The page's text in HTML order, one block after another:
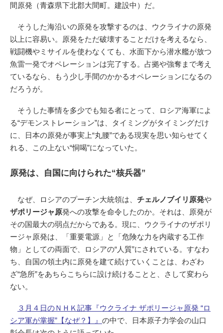
間原発（青森県下北郡大間町。建設中）だ。
そうした海沿いの原発を攻撃するのは、ウクライナの原発
以上に容易い。原発をただ破壊することだけを考えるなら、
戦闘機やミサイルを使わなくても、水面下から潜水艦が放つ
魚雷一発でオペレーションは完了する。占拠や強奪まで考え
ているなら、もう少し手間のかかるオペレーションになるの
だろうが。
そうした事情を多少でも知る者にとって、ロシア海軍によ
る“デモンストレーション”は、タイミングがタイミングだけ
に、日本の原発が事実上“丸腰”である現実を思い知らせてく
れる、この上ない“恫喝”になっていた。
原発は、自国に向けられた“核兵器”
なぜ、ロシアのプーチン大統領は、 チェルノブイリ原発や
ザポリージャ原発への攻撃を命令したのか。それは、原発が
その国最大の弱点だからである。現に、ウクライナのザポリ
ージャ原発は、「重要電源」と「危険な力を内蔵する工作
物」としての両面で、ロシアの“人質”にされている。すなわ
ち、自国の領土内に原発を建て続けていくことは、わざわ
ざ“急所”をあちらこちらに設け続けることと、さして変わら
ない。
３月４日のＮＨＫ記事『ウクライナ ザポリージャ原発 “ロ
シア軍が掌握”【なぜ？】』 の中で、日本原子力学会の山口